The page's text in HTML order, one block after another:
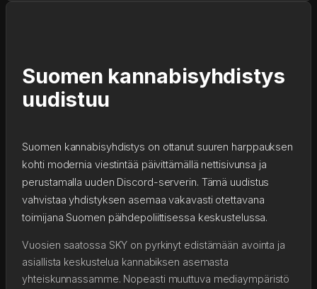
Suomen kannabisyhdistys
uudistuu
Suomen kannabisyhdistys on ottanut suuren harppauksen
kohti modernia viestintää päivittämällä nettisivunsa ja
perustamalla uuden Discord-serverin. Tämä uudistus
vahvistaa yhdistyksen asemaa vakavasti otettavana
toimijana Suomen päihdepoliittisessa keskustelussa.
Vuosien saatossa SKY on pyrkinyt edistämään avointa ja
asiallista keskustelua kannabiksen asemasta
yhteiskunnassamme. Nopeasti muuttuva mediaympäristö